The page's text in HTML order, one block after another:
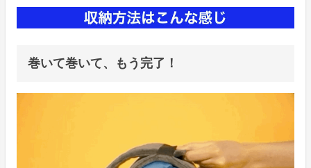
巻いて巻いて、もう完了！